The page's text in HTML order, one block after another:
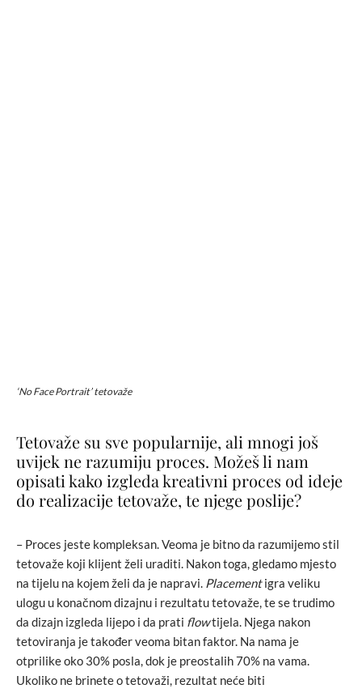
‘No Face Portrait’ tetovaže
Tetovaže su sve popularnije, ali mnogi još
uvijek ne razumiju proces. Možeš li nam
opisati kako izgleda kreativni proces od ideje
do realizacije tetovaže, te njege poslije?
– Proces jeste kompleksan. Veoma je bitno da razumijemo stil
tetovaže koji klijent želi uraditi. Nakon toga, gledamo mjesto
na tijelu na kojem želi da je napravi. Placementigra veliku
ulogu u konačnom dizajnu i rezultatu tetovaže, te se trudimo
da dizajn izgleda lijepo i da prati flowtijela. Njega nakon
tetoviranja je također veoma bitan faktor. Na nama je
otprilike oko 30% posla, dok je preostalih 70% na vama.
Ukoliko ne brinete o tetovaži, rezultat neće biti